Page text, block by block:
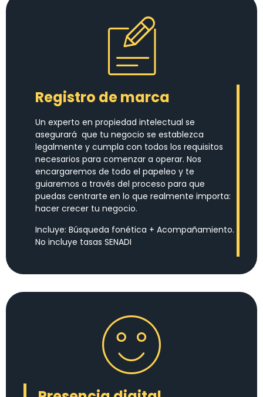
Registro de marca
Un experto en propiedad intelectual se
asegurará que tu negocio se establezca
legalmente y cumpla con todos los requisitos
necesarios para comenzar a operar. Nos
encargaremos de todo el papeleo y te
guiaremos a través del proceso para que
puedas centrarte en lo que realmente importa:
hacer crecer tu negocio.
Incluye: Búsqueda fonética + Acompañamiento.
No incluye tasas SENADI